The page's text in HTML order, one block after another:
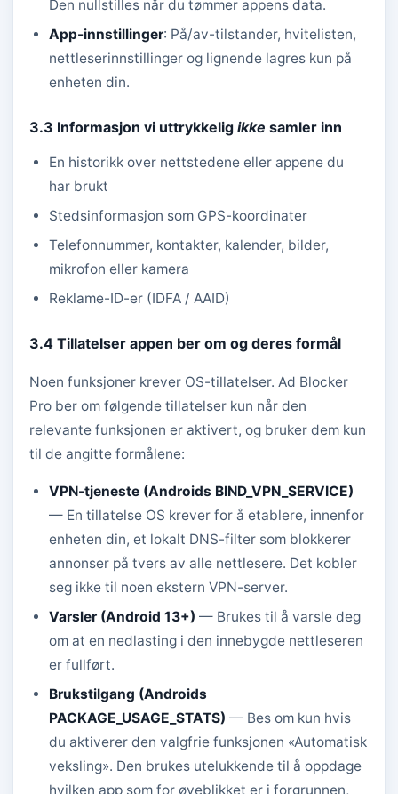
Den nullstilles når du tømmer appens data.
App-innstillinger: På/av-tilstander, hvitelisten,
nettleserinnstillinger og lignende lagres kun på
enheten din.
3.3 Informasjon vi uttrykkelig ikke samler inn
En historikk over nettstedene eller appene du
har brukt
Stedsinformasjon som GPS-koordinater
Telefonnummer, kontakter, kalender, bilder,
mikrofon eller kamera
Reklame-ID-er (IDFA / AAID)
3.4 Tillatelser appen ber om og deres formål
Noen funksjoner krever OS-tillatelser. Ad Blocker
Pro ber om følgende tillatelser kun når den
relevante funksjonen er aktivert, og bruker dem kun
til de angitte formålene:
VPN-tjeneste (Androids BIND_VPN_SERVICE)
— En tillatelse OS krever for å etablere, innenfor
enheten din, et lokalt DNS-filter som blokkerer
annonser på tvers av alle nettlesere. Det kobler
seg ikke til noen ekstern VPN-server.
Varsler (Android 13+) — Brukes til å varsle deg
om at en nedlasting i den innebygde nettleseren
er fullført.
Brukstilgang (Androids
PACKAGE_USAGE_STATS) — Bes om kun hvis
du aktiverer den valgfrie funksjonen «Automatisk
veksling». Den brukes utelukkende til å oppdage
hvilken app som for øyeblikket er i forgrunnen,